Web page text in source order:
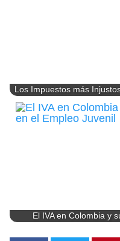
Los Impuestos más
El IVA en Colombia y